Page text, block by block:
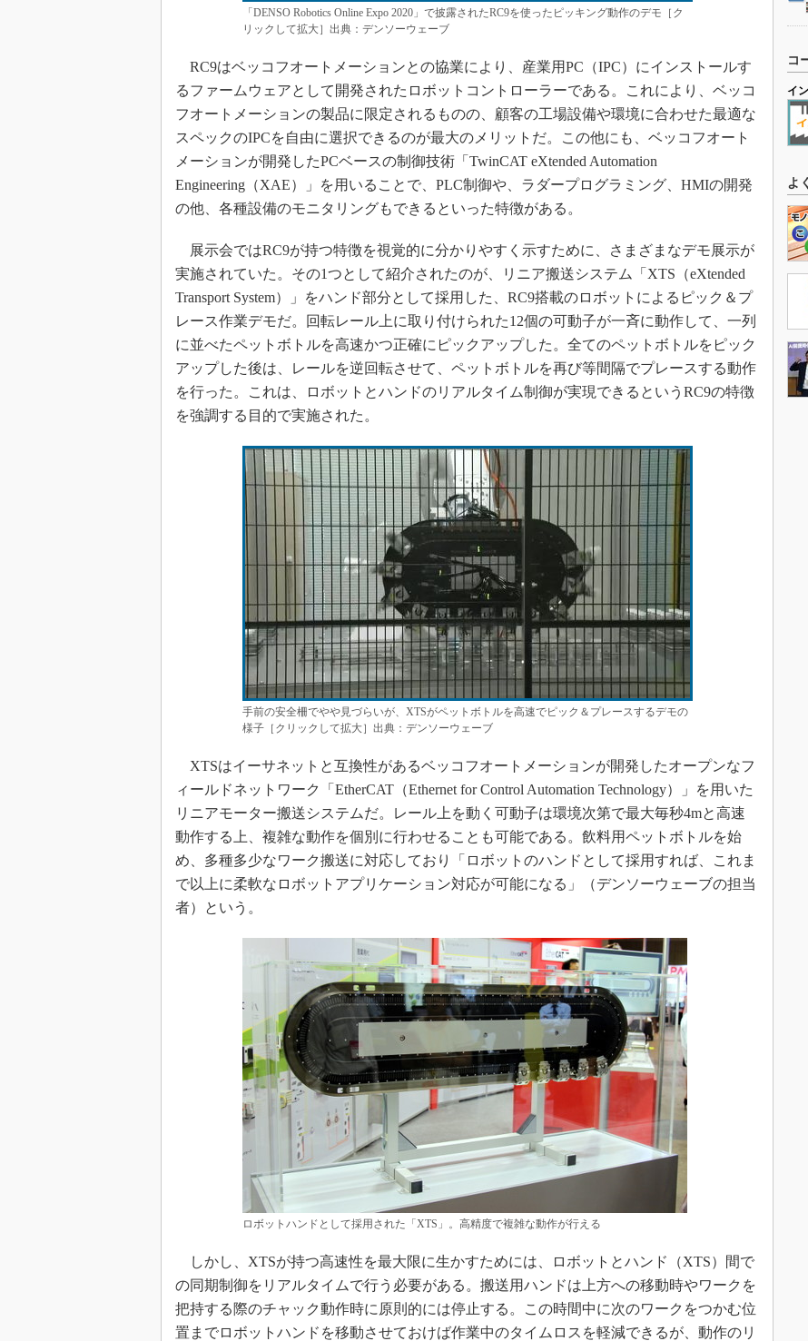
「DENSO Robotics Online Expo 2020」で披露されたRC9を使ったピッキング動作のデモ［ク
リックして拡大］出典：デンソーウェーブ
RC9はベッコフオートメーションとの協業により、産業用PC（IPC）にインストールす
るファームウェアとして開発されたロボットコントローラーである。これにより、ベッコ
フオートメーションの製品に限定されるものの、顧客の工場設備や環境に合わせた最適な
スペックのIPCを自由に選択できるのが最大のメリットだ。この他にも、ベッコフオート
メーションが開発したPCベースの制御技術「TwinCAT eXtended Automation
Engineering（XAE）」を用いることで、PLC制御や、ラダープログラミング、HMIの開発
の他、各種設備のモニタリングもできるといった特徴がある。
展示会ではRC9が持つ特徴を視覚的に分かりやすく示すために、さまざまなデモ展示が
実施されていた。その1つとして紹介されたのが、リニア搬送システム「XTS（eXtended
Transport System）」をハンド部分として採用した、RC9搭載のロボットによるピック＆プ
レース作業デモだ。回転レール上に取り付けられた12個の可動子が一斉に動作して、一列
に並べたペットボトルを高速かつ正確にピックアップした。全てのペットボトルをピック
アップした後は、レールを逆回転させて、ペットボトルを再び等間隔でプレースする動作
を行った。これは、ロボットとハンドのリアルタイム制御が実現できるというRC9の特徴
を強調する目的で実施された。
手前の安全柵でやや見づらいが、XTSがペットボトルを高速でピック＆プレースするデモの
様子［クリックして拡大］出典：デンソーウェーブ
XTSはイーサネットと互換性があるベッコフオートメーションが開発したオープンなフ
ィールドネットワーク「EtherCAT（Ethernet for Control Automation Technology）」を用いた
リニアモーター搬送システムだ。レール上を動く可動子は環境次第で最大毎秒4mと高速
動作する上、複雑な動作を個別に行わせることも可能である。飲料用ペットボトルを始
め、多種多少なワーク搬送に対応しており「ロボットのハンドとして採用すれば、これま
で以上に柔軟なロボットアプリケーション対応が可能になる」（デンソーウェーブの担当
者）という。
ロボットハンドとして採用された「XTS」。高精度で複雑な動作が行える
しかし、XTSが持つ高速性を最大限に生かすためには、ロボットとハンド（XTS）間で
の同期制御をリアルタイムで行う必要がある。搬送用ハンドは上方への移動時やワークを
把持する際のチャック動作時に原則的には停止する。この時間中に次のワークをつかむ位
置までロボットハンドを移動させておけば作業中のタイムロスを軽減できるが、動作のリ
コ
イ
よ